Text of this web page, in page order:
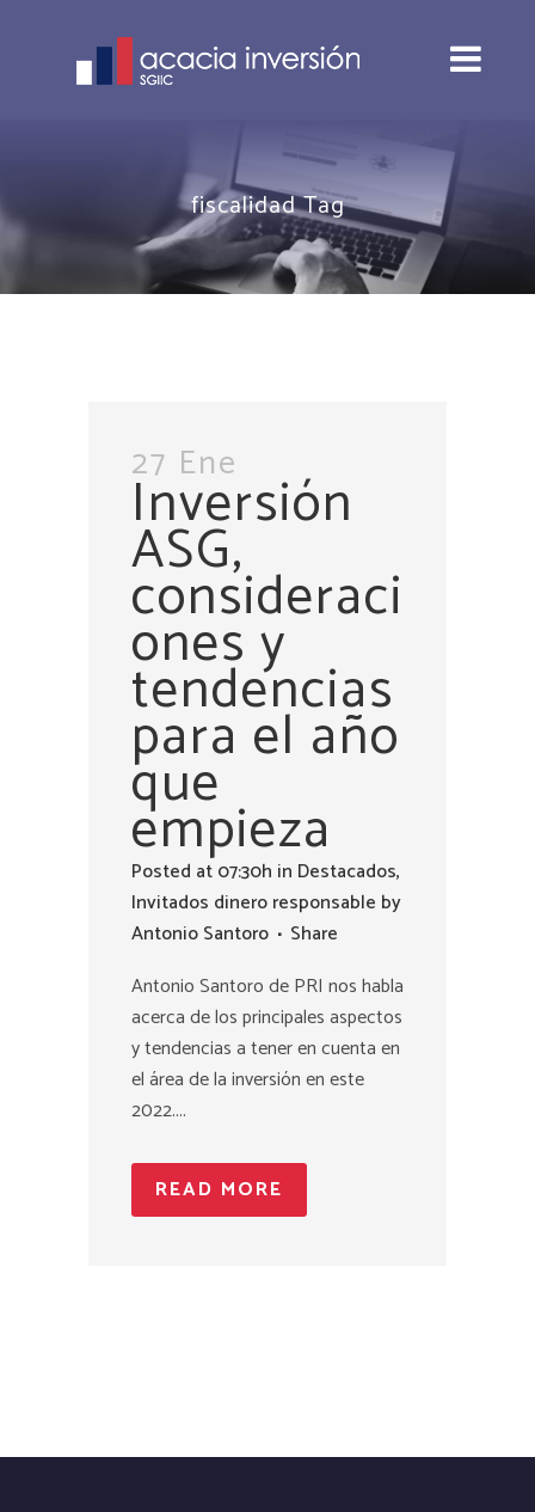
fiscalidad Tag
27 Ene
Inversión
ASG,
consideraci
ones y
tendencias
para el año
que
empieza
Posted at 07:30h in Destacados,
Invitados dinero responsable by
Antonio Santoro
Share
Antonio Santoro de PRI nos habla
acerca de los principales aspectos
y tendencias a tener en cuenta en
el área de la inversión en este
2022....
READ MORE